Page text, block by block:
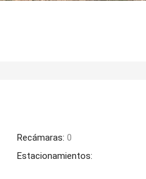
Recámaras:0
Estacionamientos: